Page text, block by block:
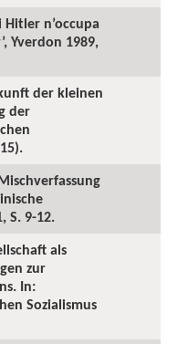
n’occupa
Yverdon 1989,
der kleinen
der
S. 9-12.
als
zur
In:
Sozialismus